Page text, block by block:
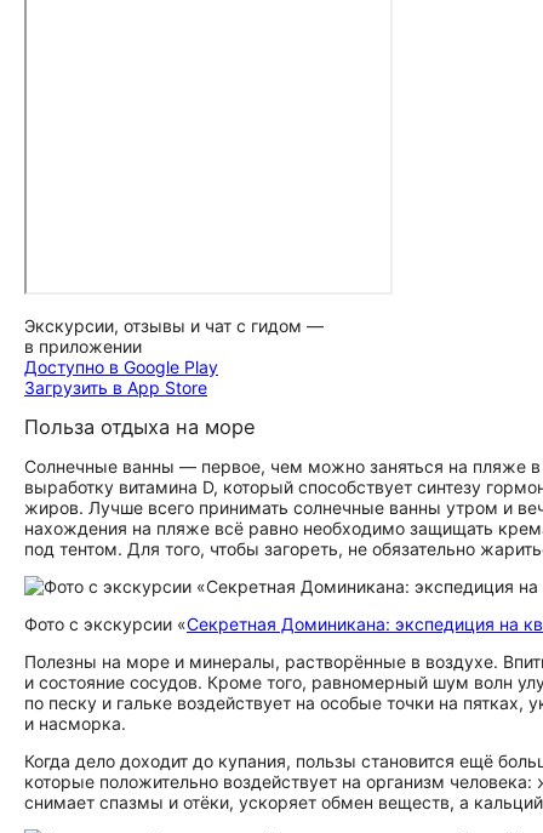
Экскурсии, отзывы и чат с гидом —
в приложении
Доступно в Google Play
Загрузить в App Store
Польза отдыха на море
Солнечные ванны — первое, чем можно заняться на пляже
выработку витамина D, который способствует синтезу
жиров. Лучше всего принимать солнечные ванны утром и
нахождения на пляже всё равно необходимо защищать
под тентом. Для того, чтобы загореть, не обязательно
Фото с экскурсии «Секретная Доминикана: экспедиция на
Полезны на море и минералы, растворённые в воздухе.
и состояние сосудов. Кроме того, равномерный шум волн
по песку и гальке воздействует на особые точки на
и насморка.
Когда дело доходит до купания, пользы становится ещё
которые положительно воздействует на организм
снимает спазмы и отёки, ускоряет обмен веществ, а